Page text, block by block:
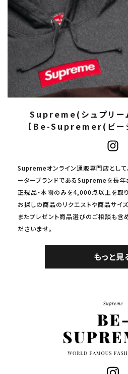
Supreme(シュプリー
【Be-Supremer(ビー
Supremeオンライン通販専門店として
ーターブランドであるSupremeを長年
正規品・本物のみを4,000点以上を取り
お探しの商品のリクエストや商品サイ
またプレゼント商品選びのご相談も含
ださいませ。
もっと見